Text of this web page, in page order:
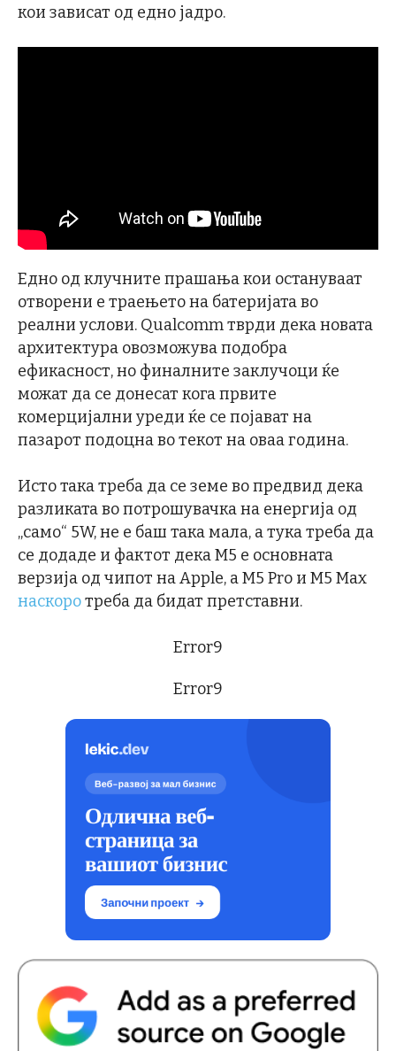
кои зависат од едно јадро.
Едно од клучните прашања кои остануваат
отворени е траењето на батеријата во
реални услови. Qualcomm тврди дека новата
архитектура овозможува подобра
ефикасност, но финалните заклучоци ќе
можат да се донесат кога првите
комерцијални уреди ќе се појават на
пазарот подоцна во текот на оваа година.
Исто така треба да се земе во предвид дека
разликата во потрошувачка на енергија од
„само“ 5W, не е баш така мала, а тука треба да
се додаде и фактот дека М5 е основната
верзија од чипот на Apple, a М5 Pro и M5 Max
наскоротреба да бидат претставни.
Error9
Error9